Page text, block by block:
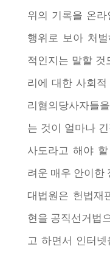
위의 기록을 온
행위로 보아 처
적인지는 말할 것
리에 대한 사회
리혐의당사자들
는 것이 얼마나
사도라고 해야
려운 매우 안이한
대법원은 헌법재
현을 공직선거법
고 하면서 인터